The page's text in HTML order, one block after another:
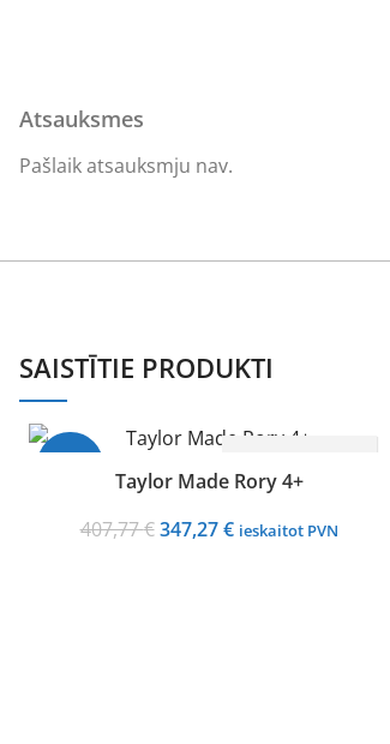
Atsauksmes
Pašlaik atsauksmju nav.
SAISTĪTIE PRODUKTI
Izpārdots
Taylor Made Rory 4+
407,77€ Original
347,27€Current
ieskaitot PVN